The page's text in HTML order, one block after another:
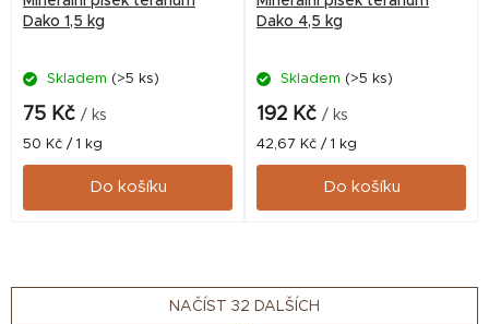
Dako 1,5 kg
Skladem (>5 ks)
75 Kč / ks
Měrná
cena:
50 Kč / 1 kg
Do košíku
Dako 4,5 kg
Skladem (>5 ks)
192 Kč / ks
Měrná
cena:
42,67 Kč / 1 kg
Do košíku
NAČÍST 32 DALŠÍCH